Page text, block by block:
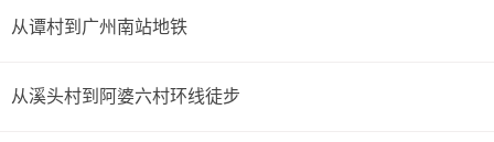
从谭村到广州南站地铁
从溪头村到阿婆六村环线徒步